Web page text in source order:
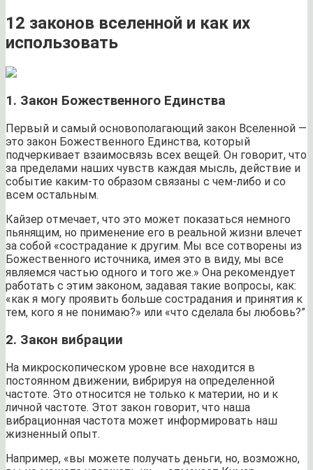
12 законов вселенной и как их
использовать
1. Закон Божественного Единства
Первый и самый основополагающий закон Вселенной —
это закон Божественного Единства, который
подчеркивает взаимосвязь всех вещей. Он говорит, что
за пределами наших чувств каждая мысль, действие и
событие каким-то образом связаны с чем-либо и со
всем остальным.
Кайзер отмечает, что это может показаться немного
пьянящим, но применение его в реальной жизни влечет
за собой «сострадание к другим. Мы все сотворены из
Божественного источника, имея это в виду, мы все
являемся частью одного и того же.» Она рекомендует
работать с этим законом, задавая такие вопросы, как:
«как я могу проявить больше сострадания и принятия к
тем, кого я не понимаю?» или «что сделала бы любовь?”
2. Закон вибрации
На микроскопическом уровне все находится в
постоянном движении, вибрируя на определенной
частоте. Это относится не только к материи, но и к
личной частоте. Этот закон говорит, что наша
вибрационная частота может информировать наш
жизненный опыт.
Например, «вы можете получать деньги, но, возможно,